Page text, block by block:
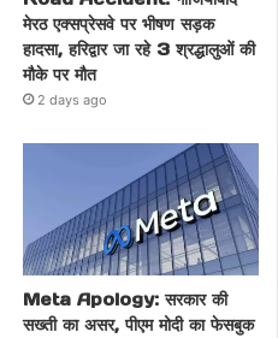
मेरठ एक्सप्रेसवे पर भीषण सड़क
हादसा, हरिद्वार जा रहे 3 श्रद्धालुओं की
मौके पर मौत
2 days ago
Meta Apology: सरकार की
सख्ती का असर, पीएम मोदी का फेसबुक